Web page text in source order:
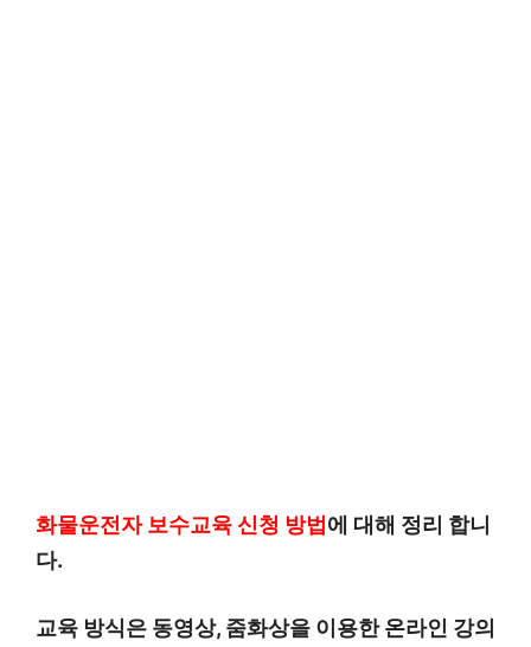
화물운전자 보수교육 신청 방법 에 대해 정리 합니
다.
교육 방식은 동영상, 줌화상을 이용한 온라인 강의